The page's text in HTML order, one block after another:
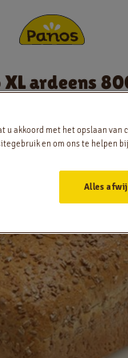
Bestellen
Nieuws
Winkels
App
Contact
XL ardeens
u akkoord met het opslaan
en om ons te helpen
Alles